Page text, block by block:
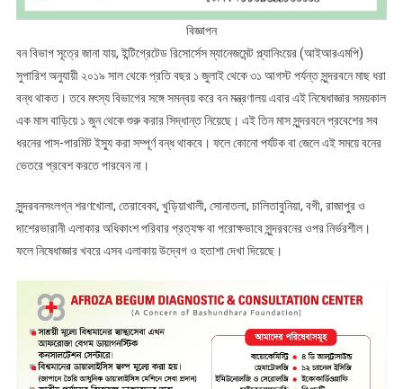
বিজ্ঞাপন
বন বিভাগ সূত্রে জানা যায়, ইন্টিগ্রেটেড রিসোর্সেস ম্যানেজমেন্ট প্ল্যানিংয়ের (আইআরএমপি)
সুপারিশ অনুযায়ী ২০১৯ সাল থেকে প্রতি বছর ১ জুলাই থেকে ৩১ আগস্ট পর্যন্ত সুন্দরবনে মাছ ধরা
বন্ধ থাকত। তবে মৎস্য বিভাগের সঙ্গে সমন্বয় করে বন মন্ত্রণালয় এবার এই নিষেধাজ্ঞার সময়কাল
এক মাস বাড়িয়ে ১ জুন থেকে শুরু করার সিদ্ধান্ত নিয়েছে। এই তিন মাস সুন্দরবনে প্রবেশের সব
ধরনের পাস-পারমিট ইস্যু করা সম্পূর্ণ বন্ধ থাকবে। ফলে কোনো পর্যটক বা জেলে এই সময়ে বনের
ভেতরে প্রবেশ করতে পারবেন না।
সুন্দরবনসংলগ্ন শরণখোলা, তেরাবেকা, খুড়িয়াখালী, সোনাতলা, চালিতাবুনিয়া, বগী, রাজাপুর ও
দাশেরভারানী এলাকার অধিকাংশ পরিবার প্রত্যক্ষ বা পরোক্ষভাবে সুন্দরবনের ওপর নির্ভরশীল।
ফলে নিষেধাজ্ঞার খবরে এসব এলাকায় উদ্বেগ ও হতাশা দেখা দিয়েছে।